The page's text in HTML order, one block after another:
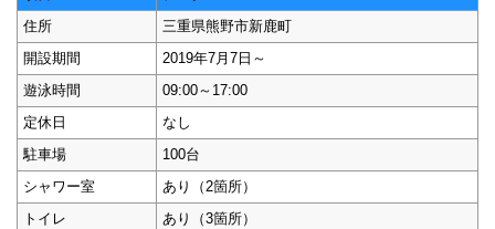
住所
三重県熊野市新鹿町
開設期間
2019年7月7日～
遊泳時間
09:00～17:00
定休日
なし
駐車場
100台
シャワー室
あり（2箇所）
トイレ
あり（3箇所）